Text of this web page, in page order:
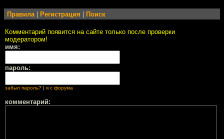
Правила Регистрация Поиск
Комментарий появится на сайте только после проверки
модератором!
имя:
пароль:
забыл пароль? | я с форума
комментарий: